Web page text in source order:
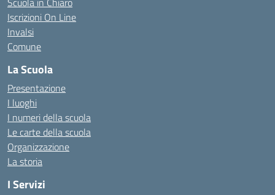
Iscrizioni On Line
Invalsi
Comune
La Scuola
Presentazione
I luoghi
I numeri della scuola
Le carte della scuola
Organizzazione
La storia
I Servizi